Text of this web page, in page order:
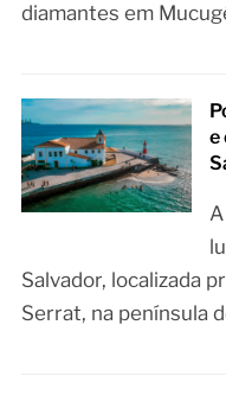
diamantes em
e
Salvador, localizada
Serrat, na península